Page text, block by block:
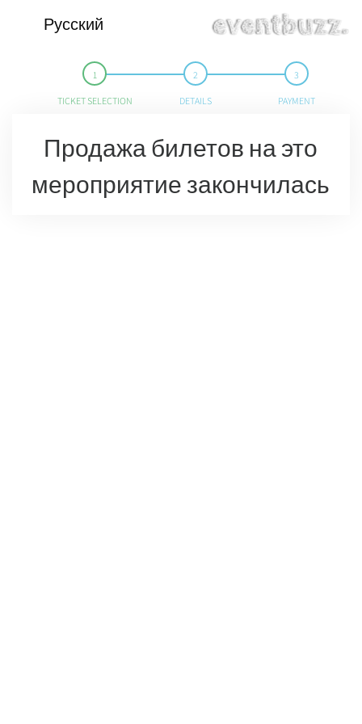
Русский
TICKET SELECTION DETAILS PAYMENT
Продажа билетов на это
мероприятие закончилась